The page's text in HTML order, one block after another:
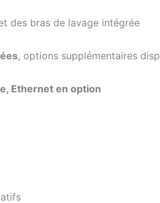
des bras de lavage intégrée
, options supplémentaires
Ethernet en option